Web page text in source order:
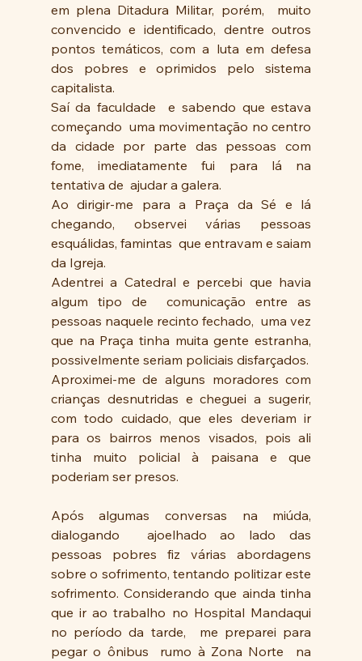
em plena Ditadura Militar, porém,  muito
convencido e identificado, dentre outros
pontos temáticos, com a luta em defesa
dos pobres e oprimidos pelo sistema
capitalista.
Saí da faculdade  e sabendo que estava
começando  uma movimentação no centro
da cidade por parte das pessoas com
fome, imediatamente fui para lá na
tentativa de  ajudar a galera.
Ao dirigir-me para a Praça da Sé e lá
chegando, observei várias pessoas
esquálidas, famintas  que entravam e saiam
da Igreja.
Adentrei a Catedral e percebi que havia
algum tipo de  comunicação entre as
pessoas naquele recinto fechado,  uma vez
que na Praça tinha muita gente estranha,
Aproximei-me de alguns moradores com
crianças desnutridas e cheguei a sugerir,
com todo cuidado, que eles deveriam ir
para os bairros menos visados, pois ali
tinha muito policial à paisana e que
poderiam ser presos.
Após algumas conversas na miúda,
dialogando  ajoelhado ao lado das
pessoas pobres fiz várias abordagens
sobre o sofrimento, tentando politizar este
sofrimento. Considerando que ainda tinha
que ir ao trabalho no Hospital Mandaqui
no período da tarde,  me preparei para
pegar o ônibus  rumo à Zona Norte  na